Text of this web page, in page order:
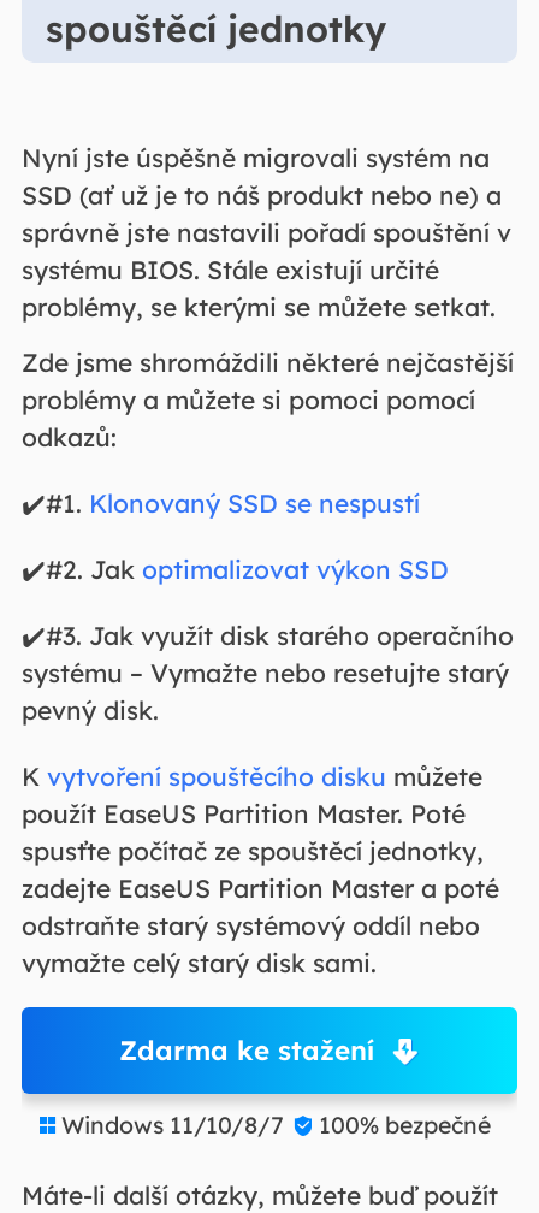
spouštěcí jednotky
Nyní jste úspěšně migrovali systém na
SSD (ať už je to náš produkt nebo ne) a
správně jste nastavili pořadí spouštění v
systému BIOS. Stále existují určité
problémy, se kterými se můžete setkat.
Zde jsme shromáždili některé nejčastější
problémy a můžete si pomoci pomocí
odkazů:
✔️#1. Klonovaný SSD se nespustí
✔️#2. Jak optimalizovat výkon SSD
✔️#3. Jak využít disk starého operačního
systému – Vymažte nebo resetujte starý
pevný disk.
K vytvoření spouštěcího disku můžete
použít EaseUS Partition Master. Poté
spusťte počítač ze spouštěcí jednotky,
zadejte EaseUS Partition Master a poté
odstraňte starý systémový oddíl nebo
vymažte celý starý disk sami.
Zdarma ke stažení
 Windows 11/10/8/7  100% bezpečné
Máte-li další otázky, můžete buď použít